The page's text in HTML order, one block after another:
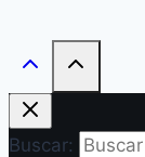
Buscar: